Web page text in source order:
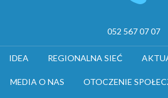
052 567 07 07
IDEA REGIONALNA SIEĆ
MEDIA O NAS OTOCZENIE